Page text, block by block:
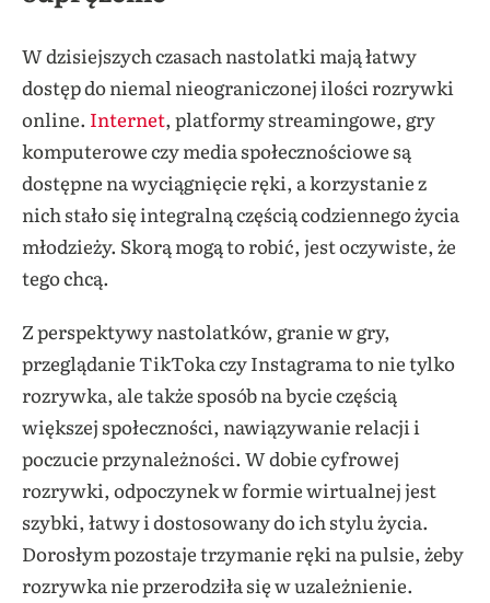
W dzisiejszych czasach nastolatki mają łatwy
dostęp do niemal nieograniczonej ilości rozrywki
online. Internet, platformy streamingowe, gry
komputerowe czy media społecznościowe są
dostępne na wyciągnięcie ręki, a korzystanie z
nich stało się integralną częścią codziennego życia
młodzieży. Skorą mogą to robić, jest oczywiste, że
tego chcą.
Z perspektywy nastolatków, granie w gry,
przeglądanie TikToka czy Instagrama to nie tylko
rozrywka, ale także sposób na bycie częścią
większej społeczności, nawiązywanie relacji i
poczucie przynależności. W dobie cyfrowej
rozrywki, odpoczynek w formie wirtualnej jest
szybki, łatwy i dostosowany do ich stylu życia.
Dorosłym pozostaje trzymanie ręki na pulsie, żeby
rozrywka nie przerodziła się w uzależnienie.